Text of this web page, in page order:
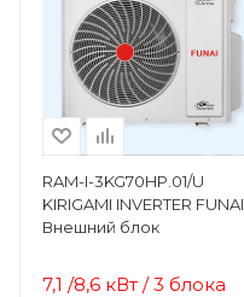
RAM-I-3KG70HP.01/U
KIRIGAMI INVERTER FUNAI
Внешний блок
7,1 /8,6 кВт / 3 блока